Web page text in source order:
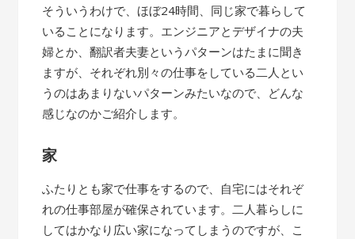
そういうわけで、ほぼ24時間、同じ家で暮らして
いることになります。エンジニアとデザイナの夫
婦とか、翻訳者夫妻というパターンはたまに聞き
ますが、それぞれ別々の仕事をしている二人とい
うのはあまりないパターンみたいなので、どんな
感じなのかご紹介します。
家
ふたりとも家で仕事をするので、自宅にはそれぞ
れの仕事部屋が確保されています。二人暮らしに
してはかなり広い家になってしまうのですが、こ